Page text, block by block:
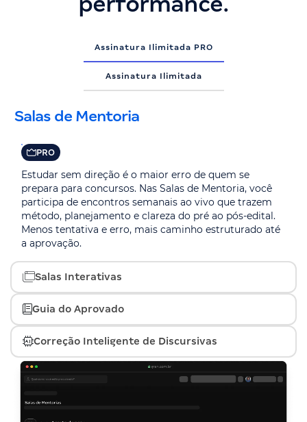
Assinatura Ilimitada PRO
Assinatura Ilimitada
Salas de Mentoria
PRO
Estudar sem direção é o maior erro de quem se
prepara para concursos. Nas Salas de Mentoria, você
participa de encontros semanais ao vivo que trazem
método, planejamento e clareza do pré ao pós-edital.
Menos tentativa e erro, mais caminho estruturado até
a aprovação.
Salas Interativas
Um ambiente genérico atrapalha o foco. Nas Salas
Interativas, você imerge em pontos centrais dos seus
espaço exclusivo. Mais concentração, menos
distrações.
Guia do Aprovado
Não basta estudar muito, é preciso estudar certo. O
Guia do Aprovado mostra o que priorizar em cada fase
da preparação, com técnicas de quem já passou. Mais
Correção Inteligente de Discursivas
PRO
escreve sua resposta e recebe, em segundos,
pontuação e feedback detalhado com critérios reais da